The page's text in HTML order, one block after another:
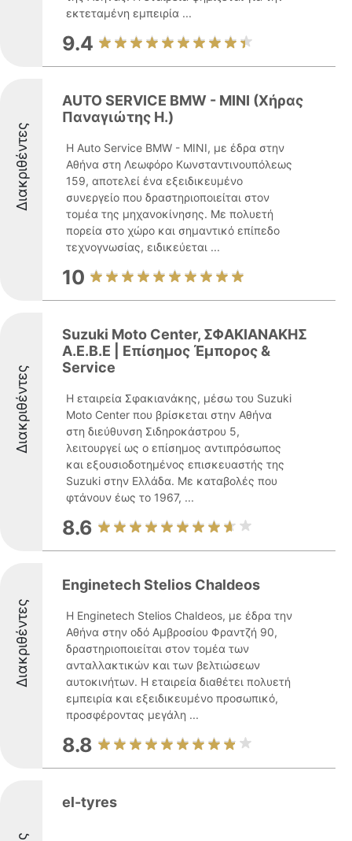
εκτεταμένη εμπειρία ...
9.4
Διακριθέντες
AUTO SERVICE BMW - MINI (Χήρας
Παναγιώτης Η.)
Η Auto Service BMW - MINI, με έδρα στην
Αθήνα στη Λεωφόρο Κωνσταντινουπόλεως
159, αποτελεί ένα εξειδικευμένο
συνεργείο που δραστηριοποιείται στον
τομέα της μηχανοκίνησης. Με πολυετή
πορεία στο χώρο και σημαντικό επίπεδο
τεχνογνωσίας, ειδικεύεται ...
10
Διακριθέντες
Suzuki Moto Center, ΣΦΑΚΙΑΝΑΚΗΣ
Α.Ε.Β.Ε | Επίσημος Έμπορος &
Service
Η εταιρεία Σφακιανάκης, μέσω του Suzuki
Moto Center που βρίσκεται στην Αθήνα
στη διεύθυνση Σιδηροκάστρου 5,
λειτουργεί ως ο επίσημος αντιπρόσωπος
και εξουσιοδοτημένος επισκευαστής της
Suzuki στην Ελλάδα. Με καταβολές που
φτάνουν έως το 1967, ...
8.6
Διακριθέντες
Enginetech Stelios Chaldeos
Η Enginetech Stelios Chaldeos, με έδρα την
Αθήνα στην οδό Αμβροσίου Φραντζή 90,
δραστηριοποιείται στον τομέα των
ανταλλακτικών και των βελτιώσεων
αυτοκινήτων. Η εταιρεία διαθέτει πολυετή
εμπειρία και εξειδικευμένο προσωπικό,
προσφέροντας μεγάλη ...
8.8
el-tyres